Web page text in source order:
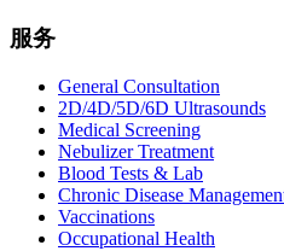
服务
General Consultation
2D/4D/5D/6D Ultrasounds
Medical Screening
Nebulizer Treatment
Blood Tests & Lab
Chronic Disease
Vaccinations
Occupational Health